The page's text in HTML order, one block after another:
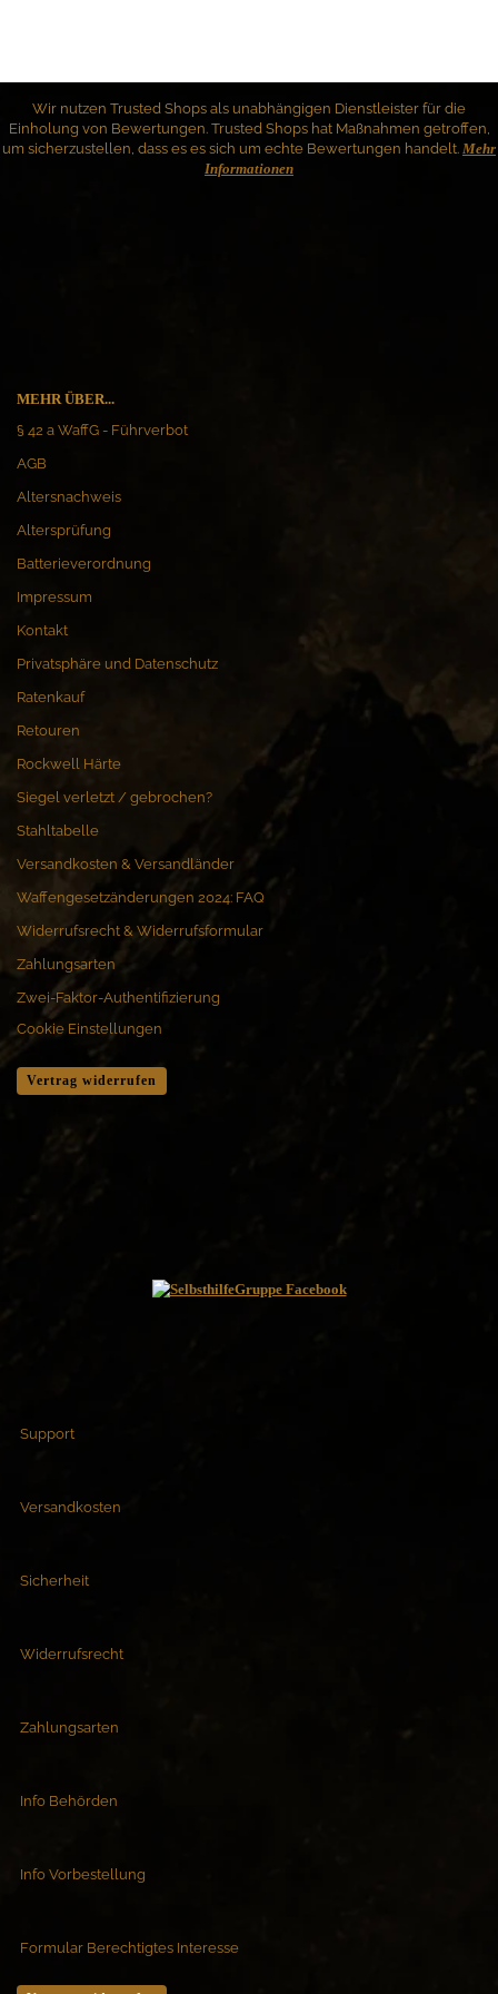
Wir nutzen Trusted Shops als unabhängigen Dienstleister für die
Einholung von Bewertungen. Trusted Shops hat Maßnahmen getroffen,
um sicherzustellen, dass es es sich um echte Bewertungen handelt. Mehr
Informationen
MEHR ÜBER...
§ 42 a WaffG - Führverbot
AGB
Altersnachweis
Altersprüfung
Batterieverordnung
Impressum
Kontakt
Privatsphäre und Datenschutz
Ratenkauf
Retouren
Rockwell Härte
Siegel verletzt / gebrochen?
Stahltabelle
Versandkosten & Versandländer
Waffengesetzänderungen 2024: FAQ
Widerrufsrecht & Widerrufsformular
Zahlungsarten
Zwei-Faktor-Authentifizierung
Cookie Einstellungen
Vertrag widerrufen
Support
Versandkosten
Sicherheit
Widerrufsrecht
Zahlungsarten
Info Behörden
Info Vorbestellung
Formular Berechtigtes Interesse